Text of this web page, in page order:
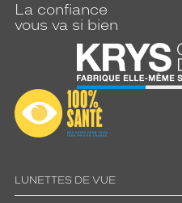
La confiance
vous va si bien
LUNETTES DE VUE